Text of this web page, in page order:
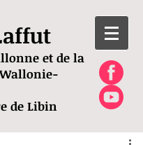
et de la
de Libin